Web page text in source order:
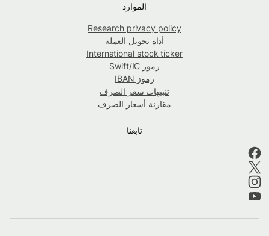
الموارد
Research privacy policy
أداة تحويل العملة
International stock ticker
رموز Swift/IC
رموز IBAN
تنبيهات سعر الصرف
مقارنة أسعار الصرف
تابعنا